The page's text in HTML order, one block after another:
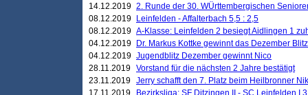
14.12.2019 2. Runde der 30. WÜrttembergischen
08.12.2019
Leinfelden - Affalterbach 5,5 : 2,5
08.12.2019 A-Klasse: Leinfelden 2 besiegt Aidlingen 1
04.12.2019
Dr. Markus Kottke gewinnt das Dezember
04.12.2019 Jugendblitz Dezember gewinnt Nico
28.11.2019 Vorstand für die nächsten 2 Jahre bestätigt
23.11.2019 Jerry schafft den 7. Platz beim Heilbronner
17.11.2019
Bezirksliga: SF Ditzingen II - SC Leinfelden I